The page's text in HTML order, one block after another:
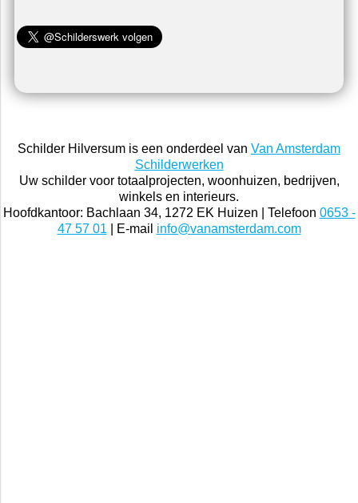
Schilder Hilversum is een onderdeel van Van Amsterdam
Schilderwerken
Uw schilder voor totaalprojecten, woonhuizen, bedrijven,
winkels en interieurs.
Hoofdkantoor: Bachlaan 34, 1272 EK Huizen | Telefoon 0653 -
47 57 01 | E-mail info@vanamsterdam.com